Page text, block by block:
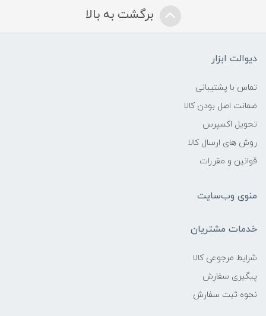
برگشت به بالا
دیوالت ابزار
تماس با پشتیبانی
ضمانت اصل بودن کالا
تحویل اکسپرس
روش های ارسال کالا
قوانین و مقررات
منوی وب‌سایت
خدمات مشتریان
شرایط مرجوعی کالا
پیگیری سفارش
نحوه ثبت سفارش